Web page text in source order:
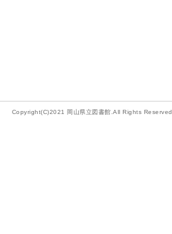
Copyright(C)2021 岡山県立図書館.All Rights Reserved